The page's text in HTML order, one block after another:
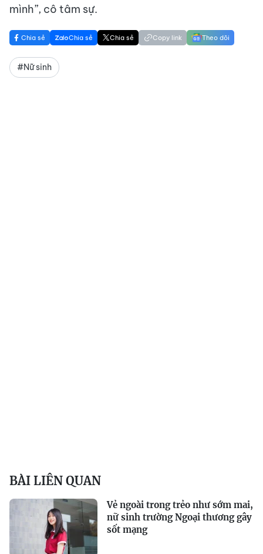
mình”, cô tâm sự.
Chia sẻ Chia sẻ Chia sẻ Copy link Theo dõi
#Nữ sinh
BÀI LIÊN QUAN
Vẻ ngoài trong trẻo như sớm mai,
nữ sinh trường Ngoại thương gây
sốt mạng